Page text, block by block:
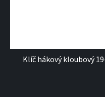
Klíč hákový kloubový